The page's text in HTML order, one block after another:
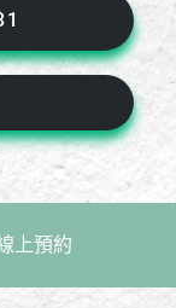
上預約